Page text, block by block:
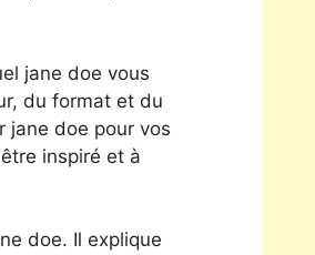
jane doe vous
du format et du
jane doe pour vos
inspiré et à
doe. Il explique